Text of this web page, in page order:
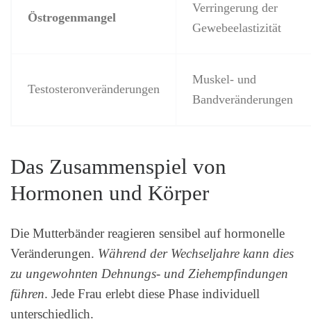
Östrogenmangel
Verringerung der
Gewebeelastizität
Testosteronveränderungen
Muskel- und
Bandveränderungen
Das Zusammenspiel von
Hormonen und Körper
Die Mutterbänder reagieren sensibel auf hormonelle
Veränderungen. Während der Wechseljahre kann dies
zu ungewohnten Dehnungs- und Ziehempfindungen
führen. Jede Frau erlebt diese Phase individuell
unterschiedlich.